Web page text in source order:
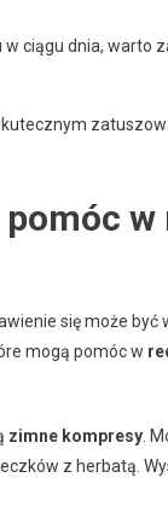
ciągu dnia, warto
się może
mogą pomóc w
zimne kompresy .
z herbatą.